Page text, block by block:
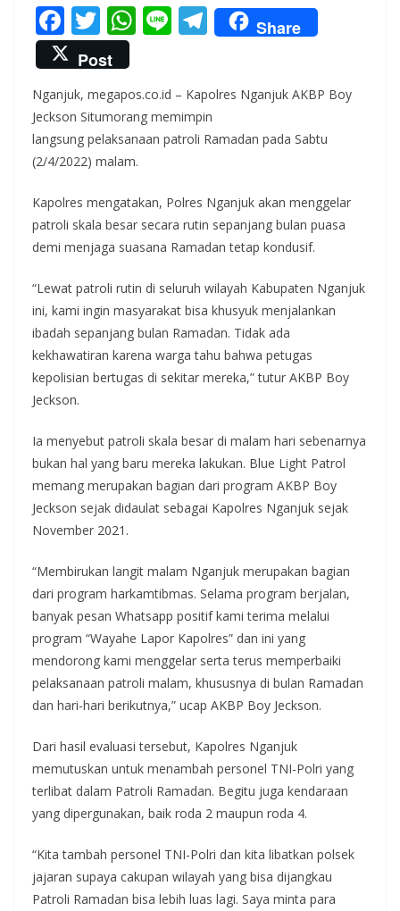
F
ac
e
b
o
o
k
T
w
itt
er
W
s
A
p
p
Li T
el
gr
a
Share
Post
Nganjuk, megapos.co.id – Kapolres Nganjuk AKBP Boy
Jeckson Situmorang memimpin
langsung pelaksanaan patroli Ramadan pada Sabtu
(2/4/2022) malam.
Kapolres mengatakan, Polres Nganjuk akan menggelar
patroli skala besar secara rutin sepanjang bulan puasa
demi menjaga suasana Ramadan tetap kondusif.
“Lewat patroli rutin di seluruh wilayah Kabupaten Nganjuk
ini, kami ingin masyarakat bisa khusyuk menjalankan
ibadah sepanjang bulan Ramadan. Tidak ada
kekhawatiran karena warga tahu bahwa petugas
kepolisian bertugas di sekitar mereka,” tutur AKBP Boy
Jeckson.
Ia menyebut patroli skala besar di malam hari sebenarnya
bukan hal yang baru mereka lakukan. Blue Light Patrol
memang merupakan bagian dari program AKBP Boy
Jeckson sejak didaulat sebagai Kapolres Nganjuk sejak
November 2021.
“Membirukan langit malam Nganjuk merupakan bagian
dari program harkamtibmas. Selama program berjalan,
banyak pesan Whatsapp positif kami terima melalui
program “Wayahe Lapor Kapolres” dan ini yang
mendorong kami menggelar serta terus memperbaiki
pelaksanaan patroli malam, khususnya di bulan Ramadan
dan hari-hari berikutnya,” ucap AKBP Boy Jeckson.
Dari hasil evaluasi tersebut, Kapolres Nganjuk
memutuskan untuk menambah personel TNI-Polri yang
terlibat dalam Patroli Ramadan. Begitu juga kendaraan
yang dipergunakan, baik roda 2 maupun roda 4.
“Kita tambah personel TNI-Polri dan kita libatkan polsek
jajaran supaya cakupan wilayah yang bisa dijangkau
Patroli Ramadan bisa lebih luas lagi. Saya minta para